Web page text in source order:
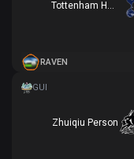
RAVEN
Zhuiqiu Person